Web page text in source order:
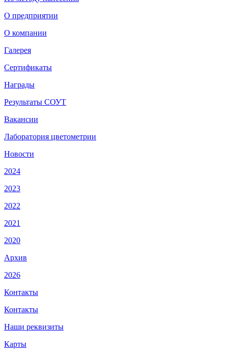
О предприятии
О компании
Галерея
Сертификаты
Награды
Результаты СОУТ
Вакансии
Лаборатория цветометрии
Новости
2024
2023
2022
2021
2020
Архив
2026
Контакты
Контакты
Наши реквизиты
Карты